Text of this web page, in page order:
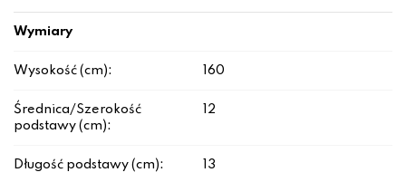
Wymiary
Wysokość (cm): 160
Średnica/Szerokość
podstawy (cm):
12
Długość podstawy (cm): 13